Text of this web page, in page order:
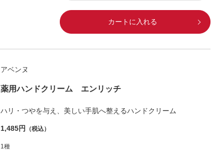
カートに入れる
アベンヌ
薬用ハンドクリーム エンリッチ
ハリ・つやを与え、美しい手肌へ整えるハンドクリーム
1,485円 （税込）
1種